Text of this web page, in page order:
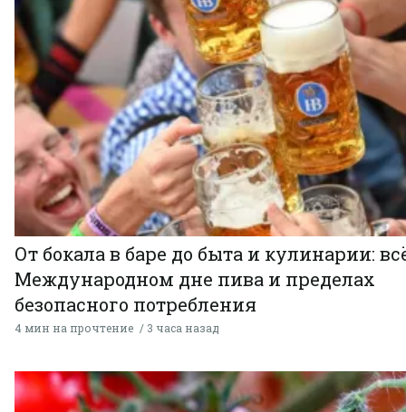
От бокала в баре до быта и кулинарии:
Международном дне пива и пределах
безопасного потребления
4 мин на прочтение 3 часа назад